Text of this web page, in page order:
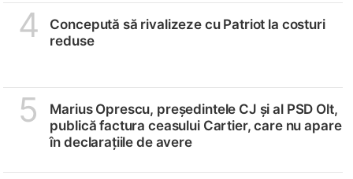
4
Concepută să rivalizeze cu Patriot la costuri
reduse
5
Marius Oprescu, președintele CJ și al PSD Olt,
publică factura ceasului Cartier, care nu apare
în declarațiile de avere